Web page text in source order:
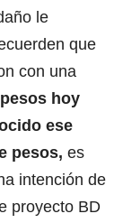
le
que
con una
hoy
ese
pesos, es
intención de
proyecto BD